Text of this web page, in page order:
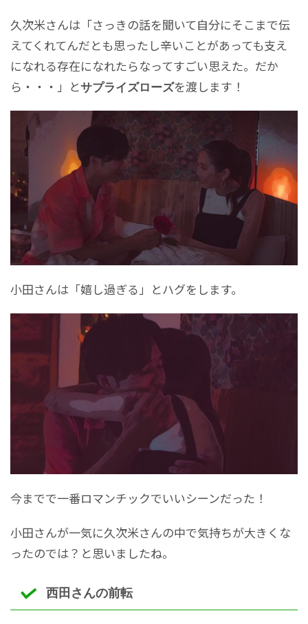
久次米さんは「さっきの話を聞いて自分にそこまで伝
えてくれてんだとも思ったし辛いことがあっても支え
になれる存在になれたらなってすごい思えた。だか
ら・・・」とサプライズローズを渡します！
小田さんは「嬉し過ぎる」とハグをします。
今までで一番ロマンチックでいいシーンだった！
小田さんが一気に久次米さんの中で気持ちが大きくな
ったのでは？と思いましたね。
西田さんの前転